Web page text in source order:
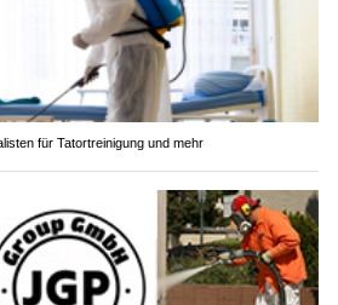
für Tatortreinigung und mehr